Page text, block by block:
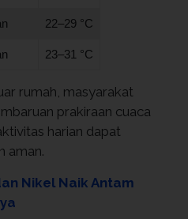
22–29 °C
23–31 °C
rumah, masyarakat
prakiraan cuaca
harian dapat
aman.
Nikel Naik Antam